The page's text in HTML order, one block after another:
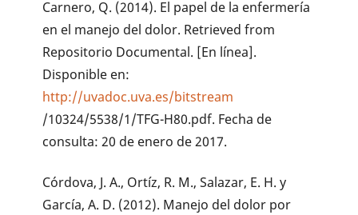
Carnero, Q. (2014). El papel de la enfermería
en el manejo del dolor. Retrieved from
Repositorio Documental. [En línea].
Disponible en:
http://uvadoc.uva.es/bitstream
/10324/5538/1/TFG-H80.pdf. Fecha de
consulta: 20 de enero de 2017.
Córdova, J. A., Ortíz, R. M., Salazar, E. H. y
García, A. D. (2012). Manejo del dolor por